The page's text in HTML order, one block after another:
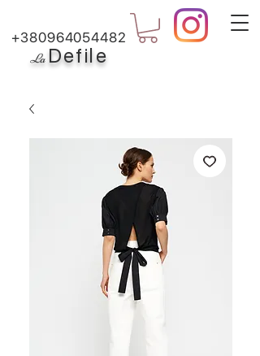
La Defile
+380964054482